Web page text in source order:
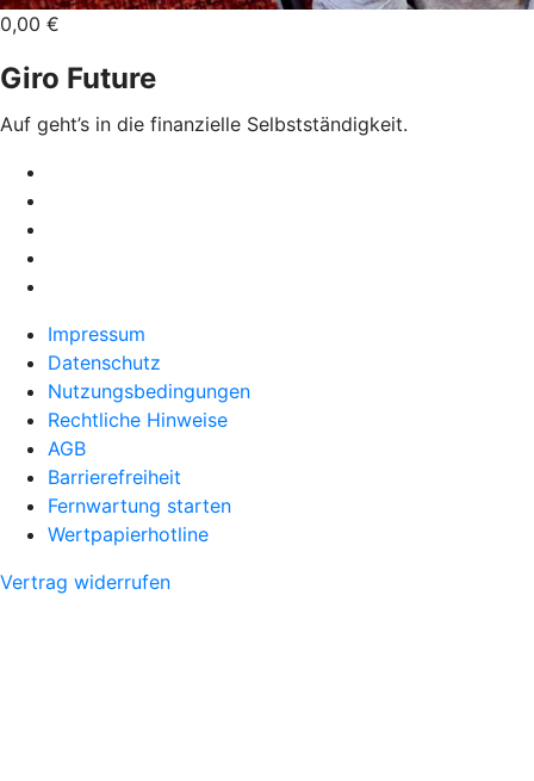
0,00 €
Giro Future
Auf geht’s in die finanzielle Selbstständigkeit.
Impressum
Datenschutz
Nutzungsbedingungen
Rechtliche Hinweise
AGB
Barrierefreiheit
Fernwartung starten
Wertpapierhotline
Vertrag widerrufen